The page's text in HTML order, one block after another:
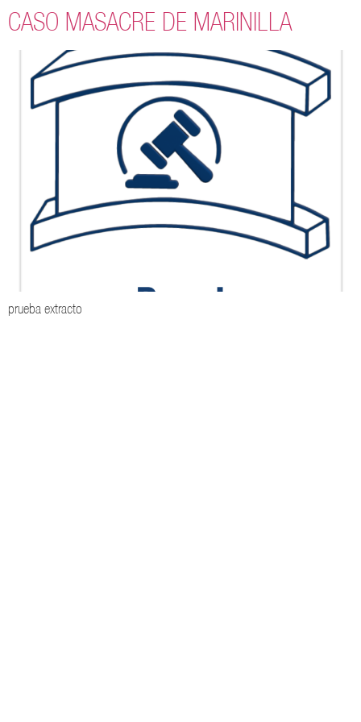
CASO MASACRE DE MARINILLA
prueba extracto